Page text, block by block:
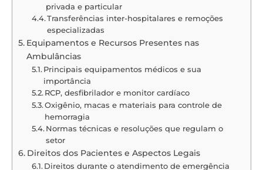
privada e particular
Transferências inter-hospitalares e remoções
especializadas
Equipamentos e Recursos Presentes nas
Ambulâncias
Principais equipamentos médicos e sua
importância
RCP, desfibrilador e monitor cardíaco
Oxigênio, macas e materiais para controle de
hemorragia
Normas técnicas e resoluções que regulam o
setor
Direitos dos Pacientes e Aspectos Legais
Direitos durante o atendimento de emergência